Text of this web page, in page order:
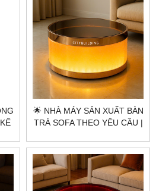
🌟 NHÀ MÁY SẢN XUẤT BÀN
TRÀ SOFA THEO YÊU CẦU |
GOLD LUXE TABLE ÁNH
VÀNG ĐẲNG CẤP